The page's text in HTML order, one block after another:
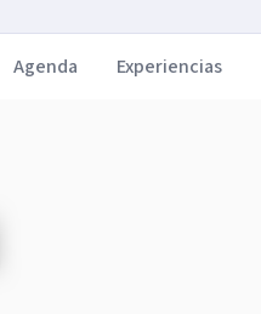
Agenda Experiencias